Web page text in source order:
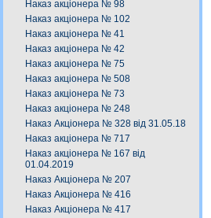
Наказ акціонера № 98
Наказ акціонера № 102
Наказ акціонера № 41
Наказ акціонера № 42
Наказ акціонера № 75
Наказ акціонера № 508
Наказ акціонера № 73
Наказ акціонера № 248
Наказ Акціонера № 328 від 31.05.18
Наказ акціонера № 717
Наказ акціонера № 167 від
01.04.2019
Наказ Акціонера № 207
Наказ Акціонера № 416
Наказ Акціонера № 417